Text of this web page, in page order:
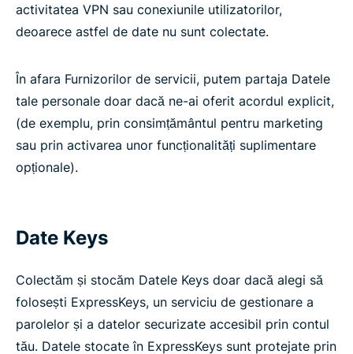
activitatea VPN sau conexiunile utilizatorilor,
deoarece astfel de date nu sunt colectate.
În afara Furnizorilor de servicii, putem partaja Datele
tale personale doar dacă ne-ai oferit acordul explicit,
(de exemplu, prin consimțământul pentru marketing
sau prin activarea unor funcționalități suplimentare
opționale).
Date Keys
Colectăm și stocăm Datele Keys doar dacă alegi să
folosești ExpressKeys, un serviciu de gestionare a
parolelor și a datelor securizate accesibil prin contul
tău. Datele stocate în ExpressKeys sunt protejate prin